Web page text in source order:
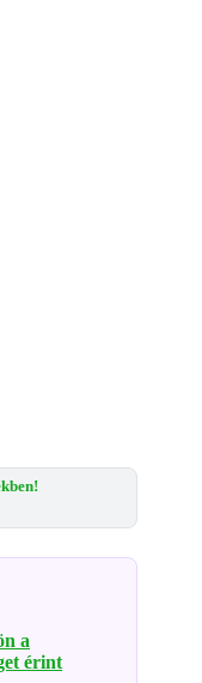
a
érint